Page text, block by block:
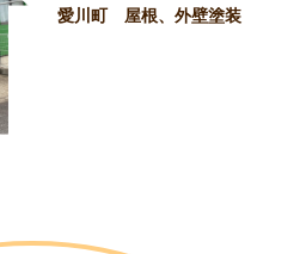
愛川町 屋根、外壁塗装